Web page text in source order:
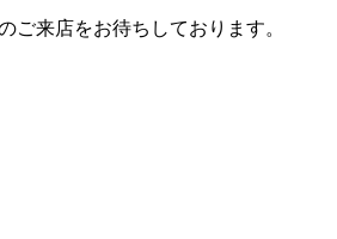
ご来店をお待ちしております。